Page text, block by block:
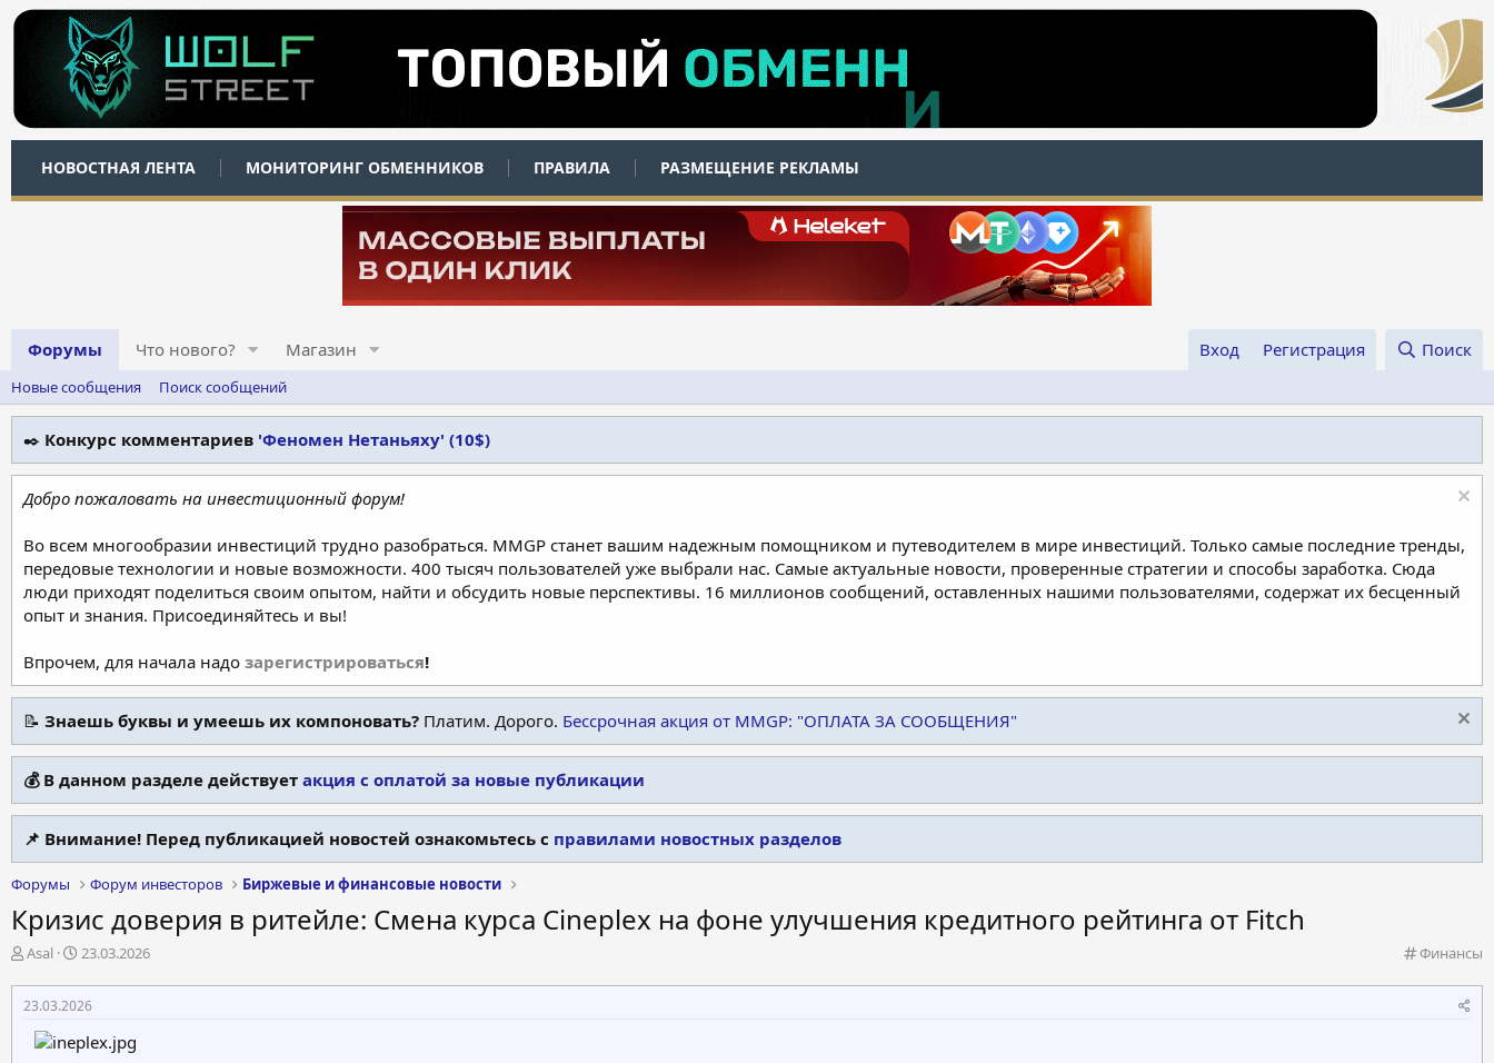
НОВОСТНАЯ ЛЕНТА МОНИТОРИНГ ОБМЕННИКОВ ПРАВИЛА РАЗМЕЩЕНИЕ РЕКЛАМЫ
Форумы Что нового? Магазин Вход Регистрация Поиск
Новые сообщения Поиск сообщений
✒️ Конкурс комментариев 'Феномен Нетаньяху' (10$)
Добро пожаловать на инвестиционный форум!
Во всем многообразии инвестиций трудно разобраться. MMGP станет вашим надежным помощником и путеводителем в мире инвестиций. Только самые последние тренды,
передовые технологии и новые возможности. 400 тысяч пользователей уже выбрали нас. Самые актуальные новости, проверенные стратегии и способы заработка. Сюда
люди приходят поделиться своим опытом, найти и обсудить новые перспективы. 16 миллионов сообщений, оставленных нашими пользователями, содержат их бесценный
опыт и знания. Присоединяйтесь и вы!
Впрочем, для начала надо зарегистрироваться!
📝 Знаешь буквы и умеешь их компоновать? Платим. Дорого. Бессрочная акция от MMGP: "ОПЛАТА ЗА СООБЩЕНИЯ"
💰 В данном разделе действует акция с оплатой за новые публикации
📌 Внимание! Перед публикацией новостей ознакомьтесь с правилами новостных разделов
Форумы Форум инвесторов Биржевые и финансовые новости
Кризис доверия в ритейле: Смена курса Cineplex на фоне улучшения кредитного рейтинга от Fitch
К
т
Финансы
А
т
о
Asal
Д
т
а
н
а
23.03.2026
23.03.2026